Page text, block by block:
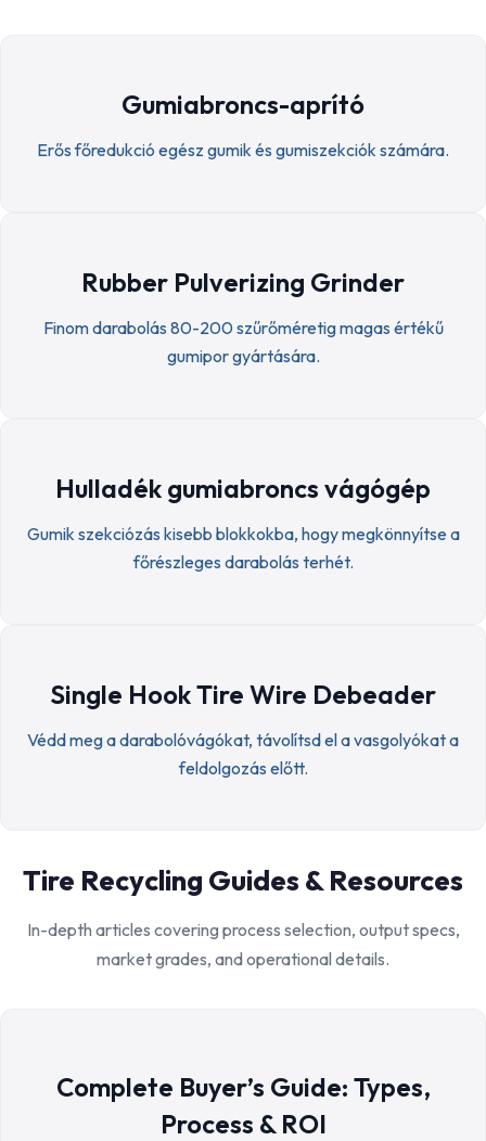
Gumiabroncs-aprító
Erős főredukció egész gumik és gumiszekciók számára.
Rubber Pulverizing Grinder
Finom darabolás 80-200 szűrőméretig magas értékű
gumipor gyártására.
Hulladék gumiabroncs vágógép
Gumik szekciózás kisebb blokkokba, hogy megkönnyítse a
főrészleges darabolás terhét.
Single Hook Tire Wire Debeader
Védd meg a darabolóvágókat, távolítsd el a vasgolyókat a
feldolgozás előtt.
Tire Recycling Guides & Resources
In-depth articles covering process selection, output specs,
market grades, and operational details.
Complete Buyer’s Guide: Types,
Process & ROI